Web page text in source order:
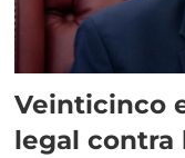
Veinticinco
legal contra